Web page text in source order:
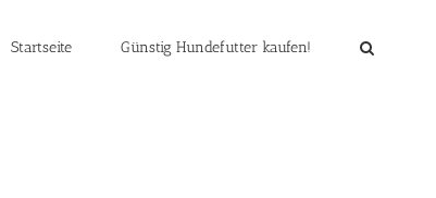
Startseite Günstig Hundefutter kaufen!